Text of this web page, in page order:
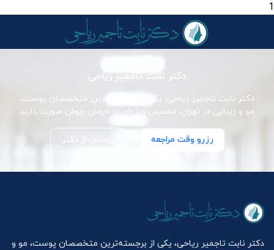
1
دکتر نابت تاجمیر ریاحی
دکتر نابت تاجمیر ریاحی، یکی از برجسته‌ترین متخصصان پوست،
مو و زیبایی در تهران، تخصص ویژه‌ای در درمان جوش صورت دارند
رزرو وقت مراجعه پرسش از دکتر
دکتر نابت تاجمیر ریاحی، یکی از برجسته‌ترین متخصصان پوست، مو و